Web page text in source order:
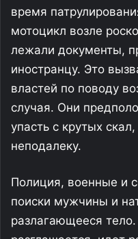
время
мотоцикл возле
лежали документы,
иностранцу. Это
властей по поводу
случая. Они
упасть с крутых
неподалеку.
Полиция, военные и
поиски мужчины и
разлагающееся